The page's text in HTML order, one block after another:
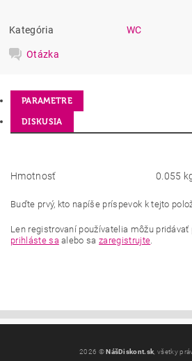
Kategória WC
Otázka
PARAMETRE
DISKUSIA
Hmotnosť 0.055
Buďte prvý, kto napíše príspevok k tejto
Len registrovaní používatelia môžu pridávať
prihláste sa alebo sazaregistrujte.
2026 ©NášDiskont.sk , všetky